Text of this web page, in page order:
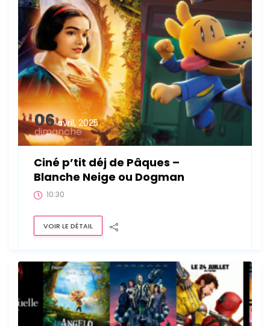
06 avril, 2025
dimanche
Ciné p’tit déj de Pâques –
Blanche Neige ou Dogman
10:30
VOIR LE DÉTAIL